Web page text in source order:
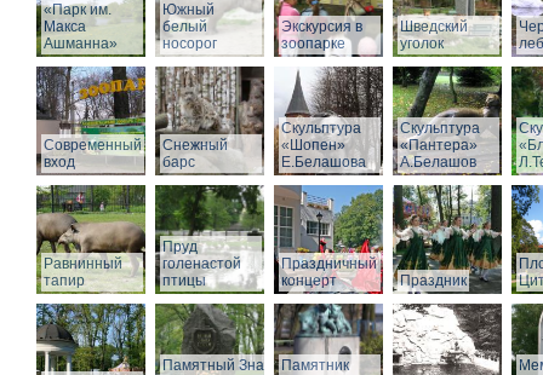
«Парк им.
Макса
Ашманна»
Южный
белый
носорог
Экскурсия в
зоопарке
Шведский
уголок
Современный
вход
Снежный
барс
Скульптура
«Шопен»
Е.Белашова
Скульптура
«Пантера»
А.Белашов
Равнинный
тапир
Пруд
голенастой
птицы
Праздничный
концерт
Праздник
Памятный Знак
Памятник